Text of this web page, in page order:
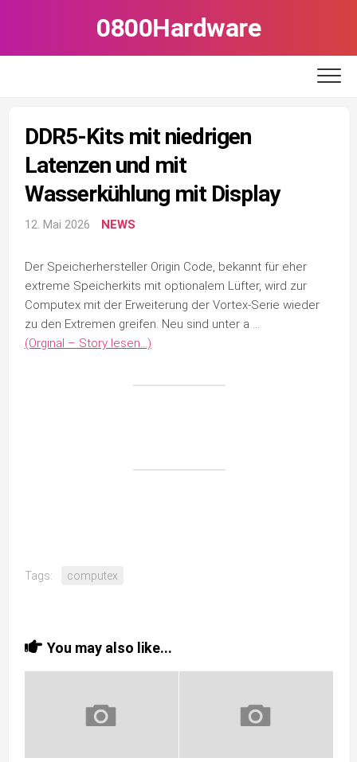
0800Hardware
DDR5-Kits mit niedrigen
Latenzen und mit
Wasserkühlung mit Display
12. Mai 2026 NEWS
Der Speicherhersteller Origin Code, bekannt für eher
extreme Speicherkits mit optionalem Lüfter, wird zur
Computex mit der Erweiterung der Vortex-Serie wieder
zu den Extremen greifen. Neu sind unter a …
(Orginal – Story lesen…)
Tags: computex
You may also like...